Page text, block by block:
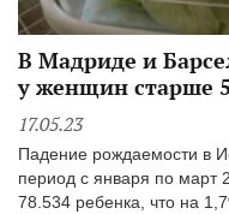
В Мадриде и
у женщин старше
17.05.23
Падение рождаемости в
период с января по март
78.534 ребенка, что на